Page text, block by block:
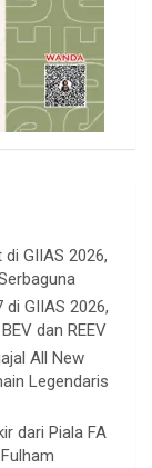
GIIAS 2026,
di GIIAS 2026,
dan REEV
All New
Legendaris
dari Piala FA